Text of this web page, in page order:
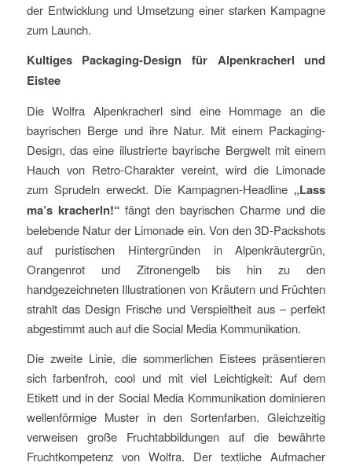
der Entwicklung und Umsetzung einer starken Kampagne
zum Launch.
Kultiges Packaging-Design für Alpenkracherl und
Eistee
Die Wolfra Alpenkracherl sind eine Hommage an die
bayrischen Berge und ihre Natur. Mit einem Packaging-
Design, das eine illustrierte bayrische Bergwelt mit einem
Hauch von Retro-Charakter vereint, wird die Limonade
zum Sprudeln erweckt. Die Kampagnen-Headline „Lass
ma’s kracherln!“fängt den bayrischen Charme und die
belebende Natur der Limonade ein. Von den 3D-Packshots
auf puristischen Hintergründen in Alpenkräutergrün,
Orangenrot und Zitronengelb bis hin zu den
handgezeichneten Illustrationen von Kräutern und Früchten
strahlt das Design Frische und Verspieltheit aus – perfekt
abgestimmt auch auf die Social Media Kommunikation.
Die zweite Linie, die sommerlichen Eistees präsentieren
sich farbenfroh, cool und mit viel Leichtigkeit: Auf dem
Etikett und in der Social Media Kommunikation dominieren
wellenförmige Muster in den Sortenfarben. Gleichzeitig
verweisen große Fruchtabbildungen auf die bewährte
Fruchtkompetenz von Wolfra. Der textliche Aufmacher